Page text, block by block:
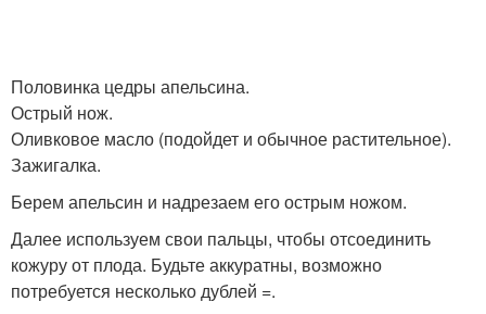
Половинка цедры апельсина.
Острый нож.
Оливковое масло (подойдет и обычное растительное).
Зажигалка.
Берем апельсин и надрезаем его острым ножом.
Далее используем свои пальцы, чтобы отсоединить
кожуру от плода. Будьте аккуратны, возможно
потребуется несколько дублей =.